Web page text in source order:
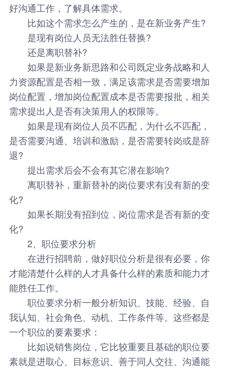
好沟通工作，了解具体需求。
比如这个需求怎么产生的，是在新业务产生?
是现有岗位人员无法胜任替换?
还是离职替补?
如果是新业务新思路和公司既定业务战略和人
力资源配置是否相一致，满足该需求是否需要增加
岗位配置，增加岗位配置成本是否需要报批，相关
需求提出人是否有决策用人的权限等。
如果是现有岗位人员不匹配，为什么不匹配，
是否需要沟通、培训和激励，是否需要转岗或是辞
退?
提出需求后会不会有其它潜在影响?
离职替补，重新替补的岗位要求有没有新的变
化?
如果长期没有招到位，岗位需求是否有新的变
化?
2、职位要求分析
在进行招聘前，做好职位分析是很有必要，你
才能清楚什么样的人才具备什么样的素质和能力才
能胜任工作。
职位要求分析一般分析知识、技能、经验、自
我认知、社会角色、动机、工作条件等。这些都是
一个职位的要素要求：
比如说销售岗位，它比较重要且基础的职位要
素就是进取心、目标意识、善于同人交往、沟通能